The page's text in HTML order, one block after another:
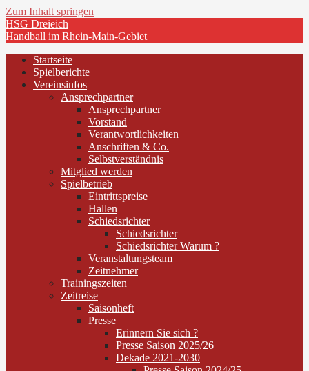
Zum Inhalt springen
HSG Dreieich
Handball im Rhein-Main-Gebiet
Startseite
Spielberichte
Vereinsinfos
Ansprechpartner
Ansprechpartner
Vorstand
Verantwortlichkeiten
Anschriften & Co.
Selbstverständnis
Mitglied werden
Spielbetrieb
Eintrittspreise
Hallen
Schiedsrichter
Schiedsrichter
Schiedsrichter Warum ?
Veranstaltungsteam
Zeitnehmer
Trainingszeiten
Zeitreise
Saisonheft
Presse
Erinnern Sie sich ?
Presse Saison 2025/26
Dekade 2021-2030